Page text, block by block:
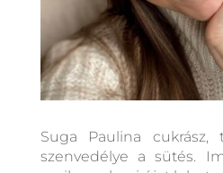
Suga Paulina
szenvedélye a sütés.